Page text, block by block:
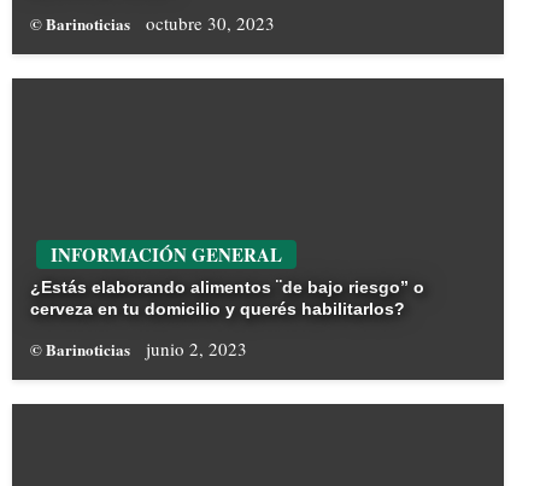
© Barinoticias octubre 30, 2023
INFORMACIÓN GENERAL
¿Estás elaborando alimentos ¨de bajo riesgo” o
cerveza en tu domicilio y querés habilitarlos?
© Barinoticias junio 2, 2023